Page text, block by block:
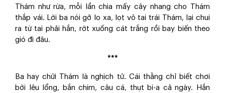
Thám như rứa, mỗi lần chia mấy cây nhang cho Thám
thắp vái. Lời ba nói gở lo xa, lọt vô tai trái Thám, lại chui
ra từ tai phải hắn, rớt xuống cát trắng rồi bay biến theo
gió đi đâu.
***
Ba hay chửi Thám là nghịch tử. Cái thằng chỉ biết chơi
bời lêu lổng, bắn chim, câu cá, thụt bi-a cả ngày. Hắn